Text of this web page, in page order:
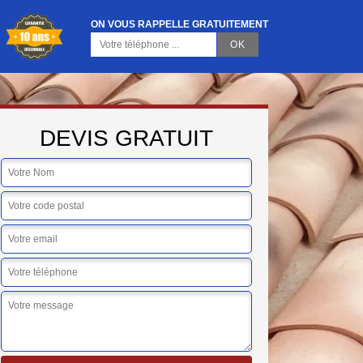
ON VOUS RAPPELLE GRATUITEMENT
DEVIS GRATUIT